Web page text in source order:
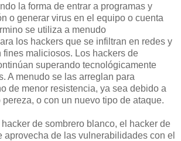
la forma de entrar a programas y
o generar virus en el equipo o cuenta
se utiliza a menudo
los hackers que se infiltran en redes y
fines maliciosos. Los hackers de
superando tecnológicamente
A menudo se las arreglan para
de menor resistencia, ya sea debido a
pereza, o con un nuevo tipo de ataque.
de sombrero blanco, el hacker de
aprovecha de las vulnerabilidades con el